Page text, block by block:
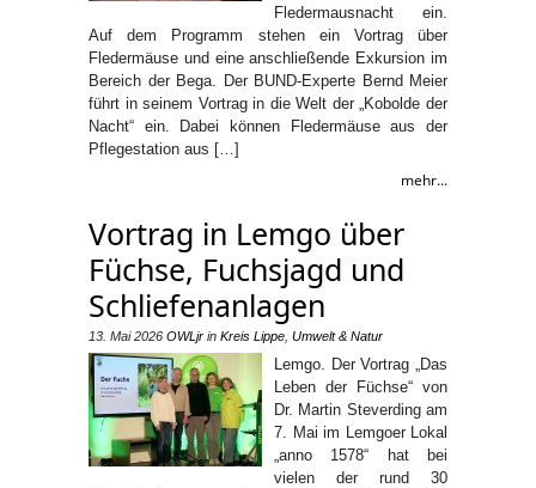
Fledermausnacht ein.
Auf dem Programm stehen ein Vortrag über
Fledermäuse und eine anschließende Exkursion im
Bereich der Bega. Der BUND-Experte Bernd Meier
führt in seinem Vortrag in die Welt der „Kobolde der
Nacht“ ein. Dabei können Fledermäuse aus der
Pflegestation aus […]
mehr...
Vortrag in Lemgo über
Füchse, Fuchsjagd und
Schliefenanlagen
13. Mai 2026 OWLjr in Kreis Lippe Umwelt & Natur
Lemgo. Der Vortrag „Das
Leben der Füchse“ von
Dr. Martin Steverding am
7. Mai im Lemgoer Lokal
„anno 1578“ hat bei
vielen der rund 30